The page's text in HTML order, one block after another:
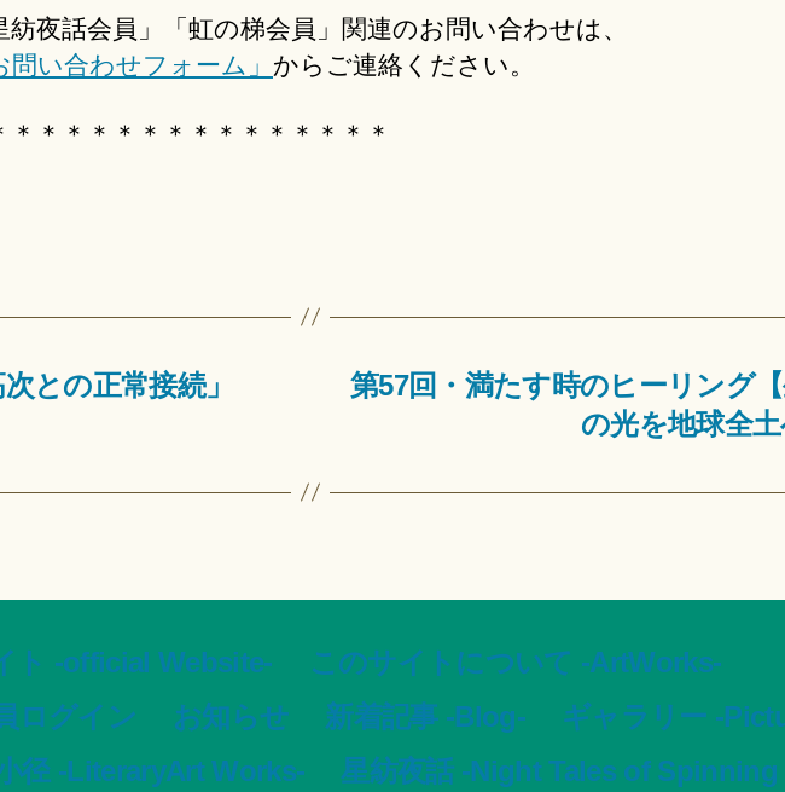
紡夜話会員」「虹の梯会員」関連のお問い合わせは、
問い合わせフォーム」 からご連絡ください。
＊＊＊＊＊＊＊＊＊＊＊＊＊＊＊
との正常接続」
第57回・満たす時のヒーリング
の光を地球全土
ト -official Website-
このサイトについて -ArtWorks-
ログイン お知らせ 新着記事 -Blog-
ギャラリー -
径 -LiteraryArt Works-
星紡夜話 -Night Tales of Spinning